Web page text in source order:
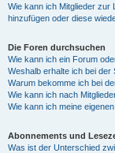
Wie kann ich Mitglieder zur
hinzufügen oder diese
Die Foren durchsuchen
Wie kann ich ein Forum
Weshalb erhalte ich bei
Warum bekomme ich bei
Wie kann ich nach
Wie kann ich meine
Abonnements und
Was ist der Unterschied